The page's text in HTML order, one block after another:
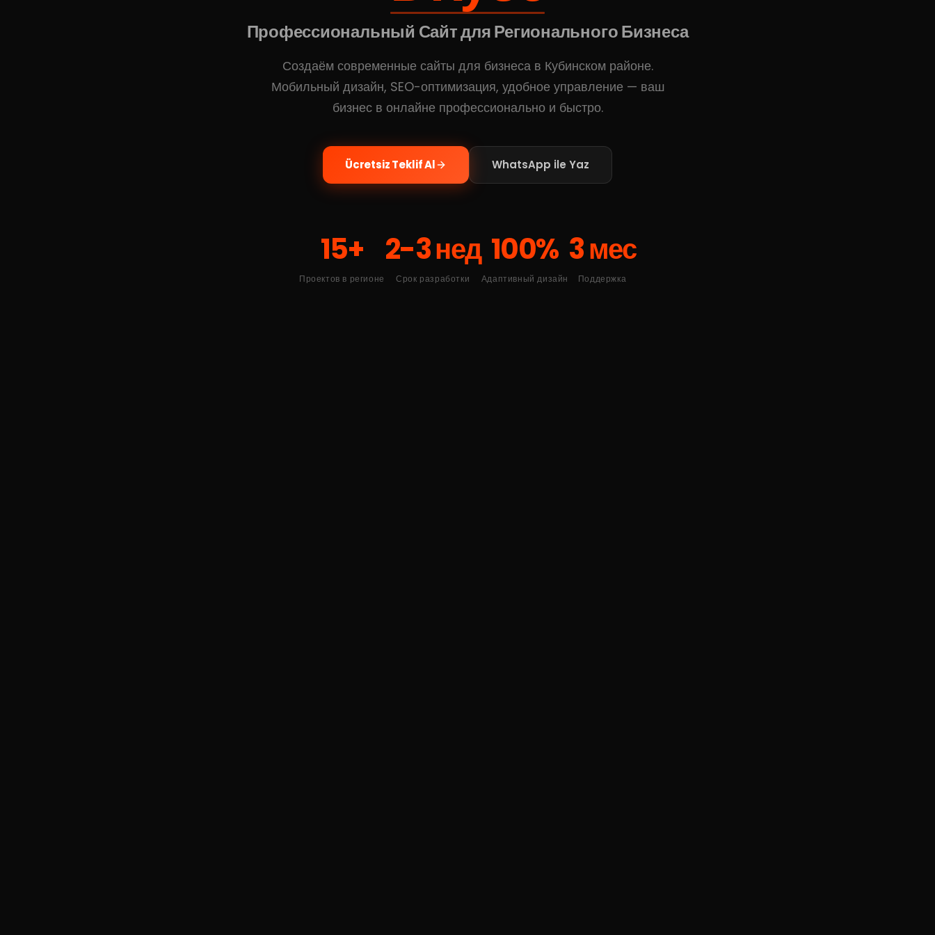
Профессиональный Сайт для Регионального Бизнеса
Создаём современные сайты для бизнеса в Кубинском районе.
Мобильный дизайн, SEO-оптимизация, удобное управление — ваш
бизнес в онлайне профессионально и быстро.
Ücretsiz Teklif Al WhatsApp ile Yaz
15+
Проектов в регионе
2-3 нед
Срок разработки
100%
Адаптивный дизайн
3 мес
Поддержка